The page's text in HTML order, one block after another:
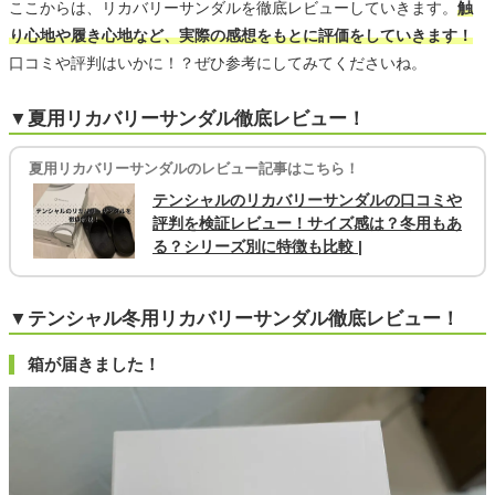
ここからは、リカバリーサンダルを徹底レビューしていきます。 触
り心地や履き心地など、実際の感想をもとに評価をしていきます！
口コミや評判はいかに！？ぜひ参考にしてみてくださいね。
▼夏用リカバリーサンダル徹底レビュー！
夏用リカバリーサンダルのレビュー記事はこちら！
テンシャルのリカバリーサンダルの口コミや
評判を検証レビュー！サイズ感は？冬用もあ
る？シリーズ別に特徴も比較 |
▼テンシャル冬用リカバリーサンダル徹底レビュー！
箱が届きました！